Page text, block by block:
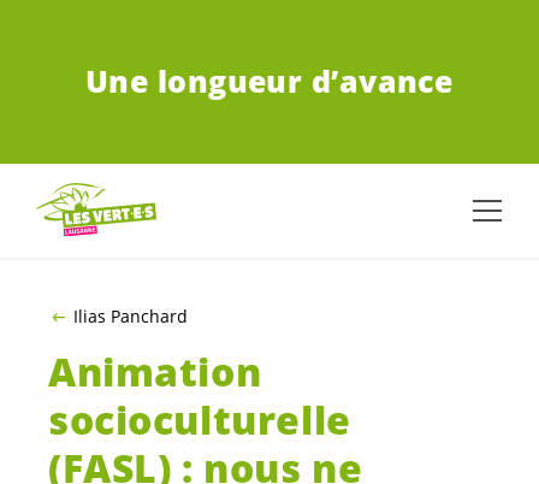
Une longueur d’avance
Ilias Panchard
Animation
socioculturelle
(FASL) : nous ne